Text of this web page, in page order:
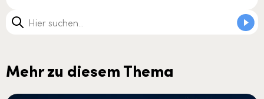
Mehr zu diesem Thema